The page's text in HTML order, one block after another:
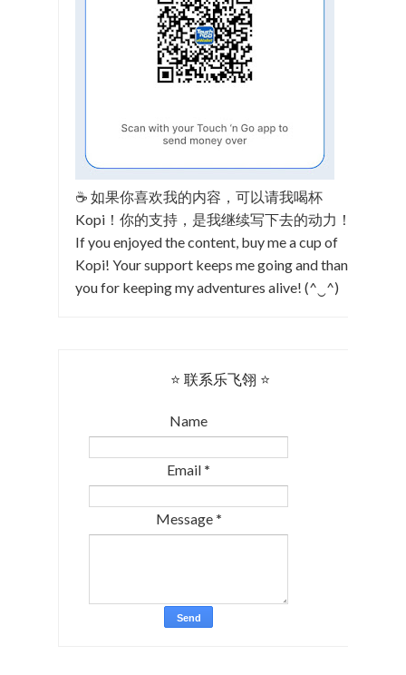
☕ 如果你喜欢我的内容，可以请我喝杯
Kopi！你的支持，是我继续写下去的动力！
If you enjoyed the content, buy me a cup of
Kopi! Your support keeps me going and thank
you for keeping my adventures alive! (^‿^)
⭐ 联系乐飞翎 ⭐
Name
Email *
Message *